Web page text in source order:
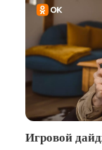
Игровой